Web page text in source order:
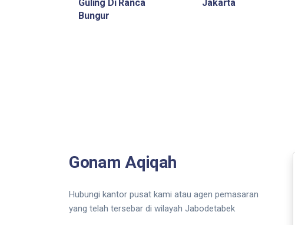
Guling Di Ranca
Bungur
Jakarta
Gonam Aqiqah
Hubungi kantor pusat kami atau agen pemasaran
yang telah tersebar di wilayah Jabodetabek